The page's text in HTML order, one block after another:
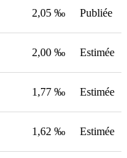
2,05 ‰ Publiée
2,00 ‰ Estimée
1,77 ‰ Estimée
1,62 ‰ Estimée